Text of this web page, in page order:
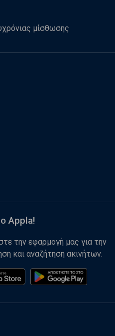
μίσθωσης
Appla!
την εφαρμογή μας για την
και αναζήτηση ακινήτων.